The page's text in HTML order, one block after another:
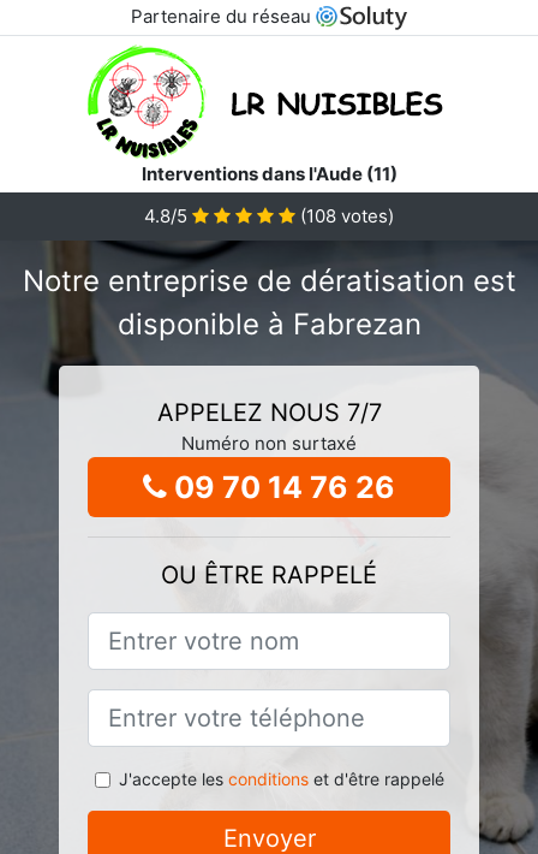
Partenaire du réseau
Interventions dans l'Aude (11)
4.8/5
(108 votes)
Notre entreprise de dératisation est
disponible à Fabrezan
APPELEZ NOUS 7/7
Numéro non surtaxé
09 70 14 76 26
OU ÊTRE RAPPELÉ
J'accepte les conditionset d'être rappelé
Envoyer